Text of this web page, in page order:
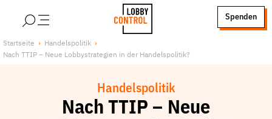
StartSeite
Spenden
Über uns
Startseite
Handelspolitik
Nach TTIP – Neue Lobbystrategien in der Handelspolitik?
Handelspolitik
Nach TTIP – Neue